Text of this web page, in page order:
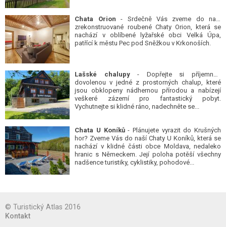
Chata Orion - Srdečně Vás zveme do naší
zrekonstruované roubené Chaty Orion, která se
nachází v oblíbené lyžařské obci Velká Úpa,
patřící k městu Pec pod Sněžkou v Krkonoších.
Lašské chalupy- Dopřejte si příjemnou
dovolenou v jedné z prostorných chalup, které
jsou obklopeny nádhernou přírodou a nabízejí
veškeré zázemí pro fantastický pobyt.
Vychutnejte si klidné ráno, nadechněte se...
Chata U Koníků- Plánujete vyrazit do Krušných
hor? Zveme Vás do naší Chaty U Koníků, která se
nachází v klidné části obce Moldava, nedaleko
hranic s Německem. Její poloha potěší všechny
nadšence turistiky, cyklistiky, pohodové...
© Turistický Atlas 2016
Kontakt